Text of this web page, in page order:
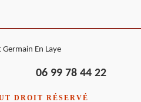
En Laye
06 99 78 44 22
DROIT RÉSERVÉ